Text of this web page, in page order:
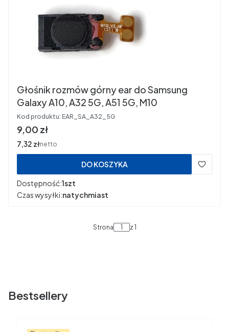
Głośnik rozmów górny ear do Samsung
Galaxy A10, A32 5G, A51 5G, M10
Kod produktu: EAR_SA_A32_5G
Cena
9,00 zł
Cena
7,32 złnetto
DO KOSZYKA
Dostępność:1szt
Czas wysyłki:natychmiast
Strona z 1
Bestsellery